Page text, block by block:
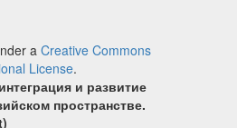
a Creative Commons
License.
и развитие
пространстве.